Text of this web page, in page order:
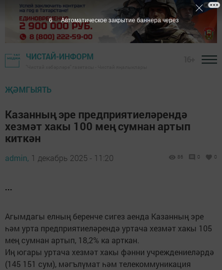
ЧИСТАЙ-ИНФОРМ
ҖӘМГЫЯТЬ
Казанның эре предприятиеләрендә
хезмәт хакы 100 мең сумнан артып
киткән
admin, 1 декабрь 2025 - 11:20 86 0 0
...
Агымдагы елның беренче сигез аенда Казанның эре
һәм урта предприятиеләрендә уртача хезмәт хакы 105
мең сумнан артып, 18,2% ка арткан.
Иң югары уртача хезмәт хакы фәнни учреждениеләрдә
(145 151 сум), мәгълүмат һәм телекоммуникация
5 Автоматическое закрытие баннера через